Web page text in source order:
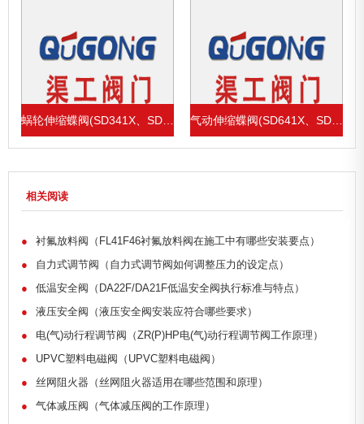
蜗轮伸缩蝶阀(SD341X、SD343H) 气动伸缩蝶阀(SD641X、SD643H)
相关阅读
●
衬氟放料阀（FL41F46衬氟放料阀在施工中有哪些安装要点）
●
自力式调节阀（自力式调节阀如何调整压力的设定点）
●
低温安全阀（DA22F/DA21F低温安全阀执行标准与特点）
●
液压安全阀（液压安全阀安装应符合哪些要求）
●
电(气)动行程调节阀（ZR(P)HP电(气)动行程调节阀工作原理）
●
UPVC塑料电磁阀（UPVC塑料电磁阀）
●
丝网阻火器（丝网阻火器适用在哪些范围和原理）
●
气体减压阀（气体减压阀的工作原理）